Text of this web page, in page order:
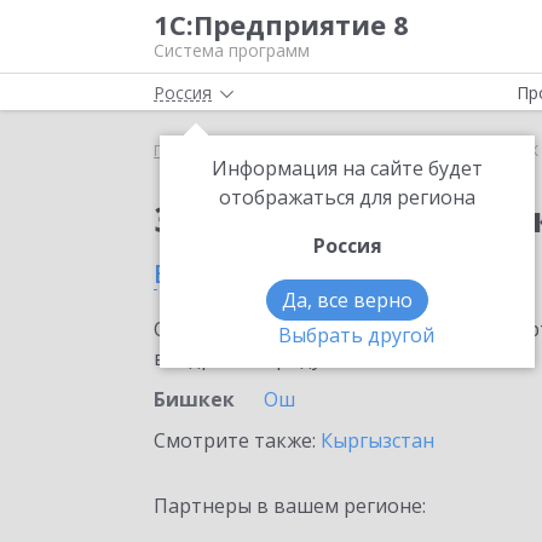
1С:Предприятие 8
Система программ
Россия
Информация на сайте будет
отображаться для региона
Россия
Да, все верно
Выбрать другой
Главная
Заказать 1СПАРК
в Бишкеке
Ознакомьтесь с информационными
внедрение продукта.
Бишкек
Ош
Смотрите также: Кыргызстан
Партнеры в вашем регионе: